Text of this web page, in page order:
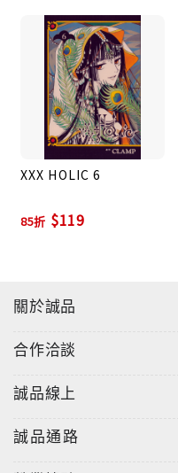
XXX HOLIC 6
85折 $119
關於誠品
合作洽談
誠品線上
誠品通路